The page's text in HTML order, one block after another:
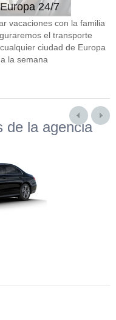
24/7
vacaciones con la familia
el transporte
ciudad de Europa
la semana
de la agencia